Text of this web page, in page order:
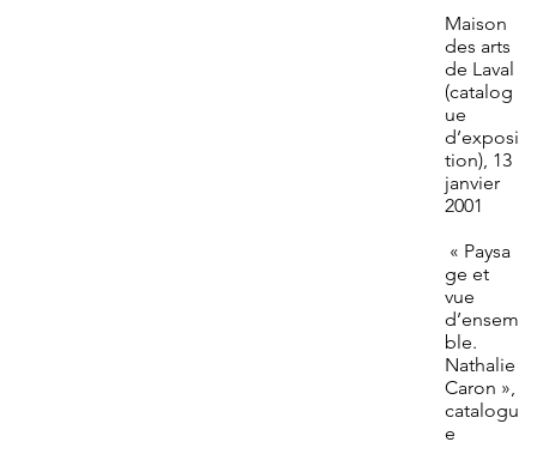
Maison
des arts
de Laval
(catalog
ue
d’exposi
tion), 13
janvier
2001
« Paysa
ge et
vue
d’ensem
ble.
Nathalie
Caron »,
catalogu
e